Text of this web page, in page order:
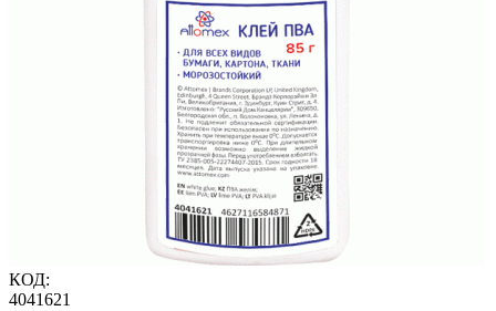
КОД:
4041621